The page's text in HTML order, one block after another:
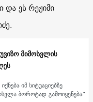
და ეს რეჟიმი
მიმოსვლის
იმ სიტუაციებზე
ბოროტად გამოიყენება”